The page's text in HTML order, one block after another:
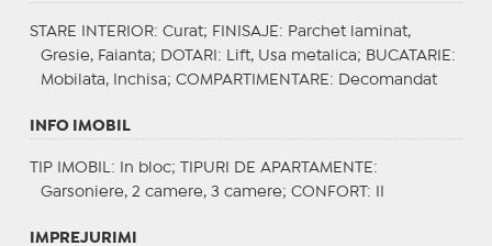
STARE INTERIOR: Curat; FINISAJE : Parchet laminat,
Gresie, Faianta;
DOTARI : Lift, Usa metalica; BUCATARIE :
Mobilata, Inchisa; COMPARTIMENTARE : Decomandat
INFO IMOBIL
TIP IMOBIL : In bloc; TIPURI DE APARTAMENTE :
Garsoniere, 2 camere, 3 camere; CONFORT : II
IMPREJURIMI